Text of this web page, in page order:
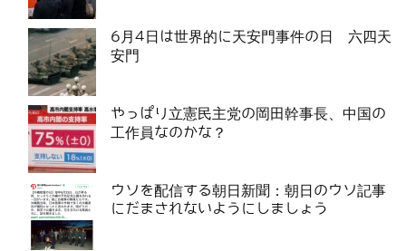
6月4日は世界的に天安門事件の日 六四天
安門
やっぱり立憲民主党の岡田幹事長、中国の
工作員なのかな？
ウソを配信する朝日新聞：朝日のウソ記事
にだまされないようにしましょう